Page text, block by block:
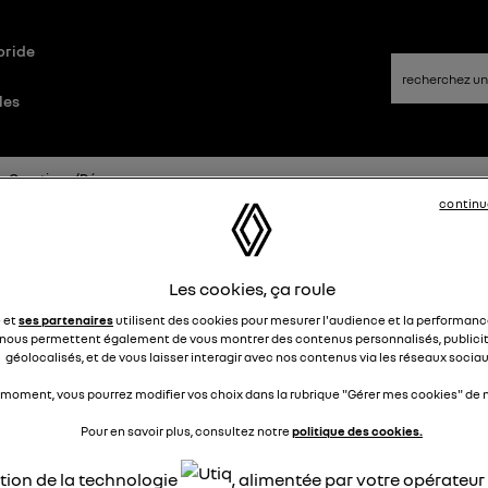
Questions/Réponses
du raccordement à ma
Yvon
déjà dans mon garage une Wall Box de
une Mercédès Hybride et je viens d'acquérir une Zoé R110
Les cookies, ça roule
etses partenairesutilisent des cookies pour mesurer l'audience et la
permettent également de vous montrer des contenus personnalisés,
géolocalisés, et de vous laisser interagir avec nos contenus via les réseaux
vous pourrez modifier vos choix dans la rubrique "Gérer mes cookies" de
Pour en savoir plus, consultez notrepolitique des cookies.
de la technologie , alimentée par votre